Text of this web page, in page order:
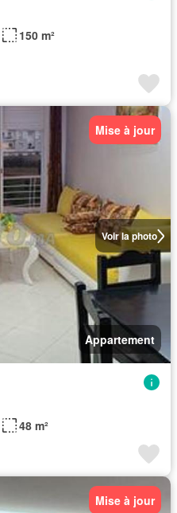
150 m²
Voir la photo
Mise à jour
Appartement
48 m²
Mise à jour